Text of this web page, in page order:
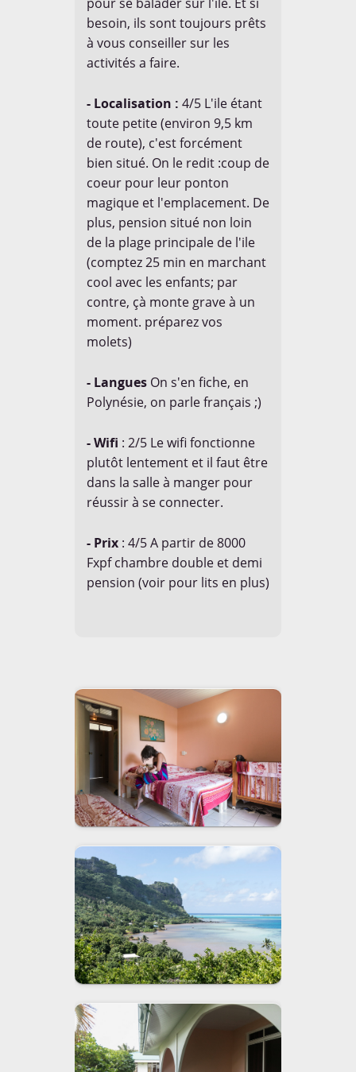
besoin, ils sont toujours prêts
à vous conseiller sur les
activités a faire.
- Localisation : 4/5 L'ile étant
toute petite (environ 9,5 km
de route), c'est forcément
bien situé. On le redit :coup de
coeur pour leur ponton
magique et l'emplacement. De
plus, pension situé non loin
de la plage principale de l'ile
(comptez 25 min en marchant
cool avec les enfants; par
contre, çà monte grave à un
moment. préparez vos
molets)
- Langues On s'en fiche, en
Polynésie, on parle français ;)
- Wifi : 2/5 Le wifi fonctionne
plutôt lentement et il faut être
dans la salle à manger pour
réussir à se connecter.
- Prix : 4/5 A partir de 8000
Fxpf chambre double et demi
pension (voir pour lits en plus)